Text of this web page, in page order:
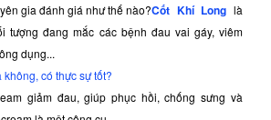
Cốt Khí Long là
tượng đang mắc các bệnh đau vai gáy, viêm
dụng...
có thực sự tốt?
giảm đau, giúp phục hồi, chống sưng và